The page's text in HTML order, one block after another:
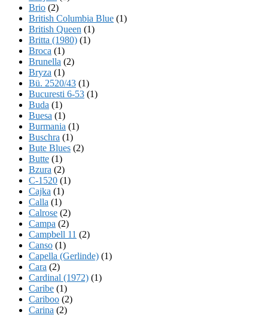
Brio (2)
British Columbia Blue (1)
British Queen (1)
Britta (1980) (1)
Broca (1)
Brunella (2)
Bryza (1)
Bü. 2520/43 (1)
Bucuresti 6-53 (1)
Buda (1)
Buesa (1)
Burmania (1)
Buschra (1)
Bute Blues (2)
Butte (1)
Bzura (2)
C-1520 (1)
Cajka (1)
Calla (1)
Calrose (2)
Campa (2)
Campbell 11 (2)
Canso (1)
Capella (Gerlinde) (1)
Cara (2)
Cardinal (1972) (1)
Caribe (1)
Cariboo (2)
Carina (2)